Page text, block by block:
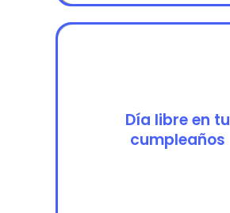
Día libre en tu
cumpleaños
Día libre en tu
cumpleaños